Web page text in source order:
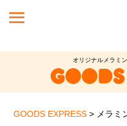
オリジナルメラミ
GOODS EXPRESS > メラミ